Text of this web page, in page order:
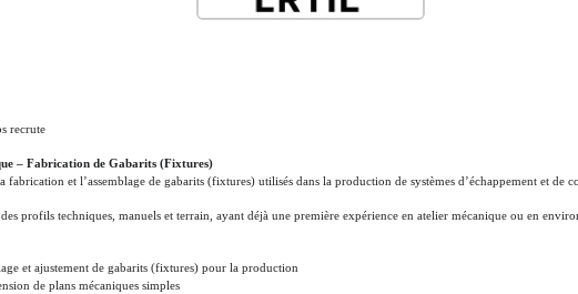
recrute
– Fabrication de Gabarits (Fixtures)
fabrication et l’assemblage de gabarits (fixtures) utilisés dans la production de systèmes d’échappement et de
des profils techniques, manuels et terrain, ayant déjà une première expérience en atelier mécanique ou en
et ajustement de gabarits (fixtures) pour la production
de plans mécaniques simples